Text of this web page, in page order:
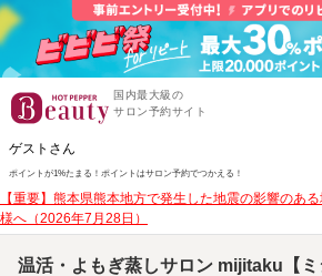
国内最大級の
サロン予約サイト
ゲストさん
ポイントが1%たまる！ ポイントはサロン予約でつかえる！
【重要】熊本県熊本地方で発生した地震の影響のあ
様へ（2026年7月28日）
温活・よもぎ蒸しサロン mijitaku【